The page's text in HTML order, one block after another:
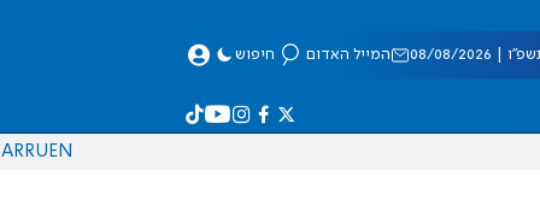
08/2026 המייל האדום חיפוש
EN
RU
AR